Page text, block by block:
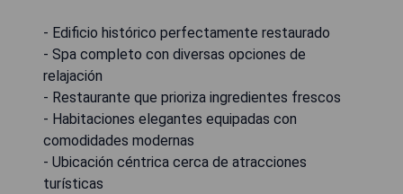
- Edificio histórico perfectamente restaurado
- Spa completo con diversas opciones de
relajación
- Restaurante que prioriza ingredientes frescos
- Habitaciones elegantes equipadas con
comodidades modernas
- Ubicación céntrica cerca de atracciones
turísticas